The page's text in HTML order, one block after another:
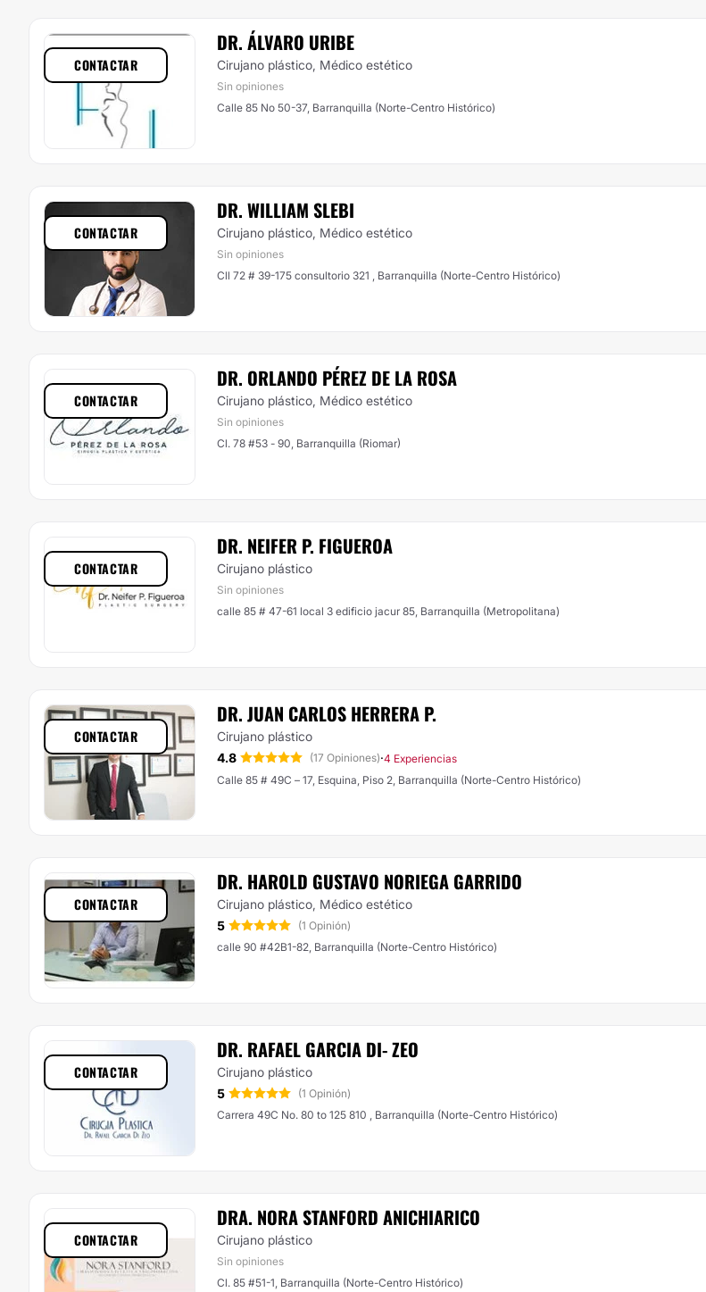
DR. ÁLVARO URIBE
Cirujano plástico, Médico estético
Sin opiniones
Calle 85 No 50-37, Barranquilla (Norte-Centro Histórico)
CONTACTAR
DR. WILLIAM SLEBI
Cirujano plástico, Médico estético
Sin opiniones
Cll 72 # 39-175 consultorio 321 , Barranquilla (Norte-Centro Histórico)
CONTACTAR
DR. ORLANDO PÉREZ DE LA ROSA
Cirujano plástico, Médico estético
Sin opiniones
Cl. 78 #53 - 90, Barranquilla (Riomar)
CONTACTAR
DR. NEIFER P. FIGUEROA
Cirujano plástico
Sin opiniones
calle 85 # 47-61 local 3 edificio jacur 85, Barranquilla (Metropolitana)
CONTACTAR
DR. JUAN CARLOS HERRERA P.
Cirujano plástico
4.8
(17 Opiniones)·4 Experiencias
Calle 85 # 49C – 17, Esquina, Piso 2, Barranquilla (Norte-Centro Histórico)
CONTACTAR
DR. HAROLD GUSTAVO NORIEGA GARRIDO
Cirujano plástico, Médico estético
5
(1 Opinión)
calle 90 #42B1-82, Barranquilla (Norte-Centro Histórico)
CONTACTAR
DR. RAFAEL GARCIA DI- ZEO
Cirujano plástico
5
(1 Opinión)
Carrera 49C No. 80 to 125 810 , Barranquilla (Norte-Centro Histórico)
CONTACTAR
DRA. NORA STANFORD ANICHIARICO
Cirujano plástico
Sin opiniones
Cl. 85 #51-1, Barranquilla (Norte-Centro Histórico)
CONTACTAR